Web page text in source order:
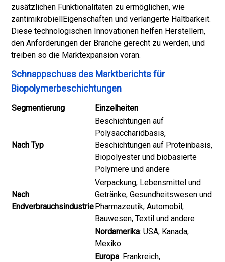
zusätzlichen Funktionalitäten zu ermöglichen, wie
zantimikrobiellEigenschaften und verlängerte Haltbarkeit.
Diese technologischen Innovationen helfen Herstellern,
den Anforderungen der Branche gerecht zu werden, und
treiben so die Marktexpansion voran.
Schnappschuss des Marktberichts für
Biopolymerbeschichtungen
Segmentierung Einzelheiten
Nach Typ
Beschichtungen auf
Polysaccharidbasis,
Beschichtungen auf Proteinbasis,
Biopolyester und biobasierte
Polymere und andere
Nach
Endverbrauchsindustrie
Verpackung, Lebensmittel und
Getränke, Gesundheitswesen und
Pharmazeutik, Automobil,
Bauwesen, Textil und andere
Nordamerika: USA, Kanada,
Mexiko
Europa: Frankreich,